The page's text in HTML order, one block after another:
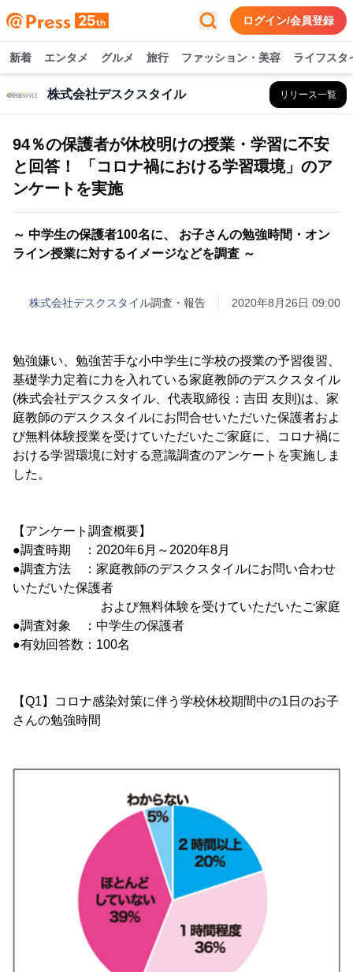
ログイン/会員登録
新着 エンタメ グルメ 旅行 ファッション・美容 ライフスタ
株式会社デスクスタイル リリース一覧
94％の保護者が休校明けの授業・学習に不安
と回答！ 「コロナ禍における学習環境」のア
ンケートを実施
～ 中学生の保護者100名に、 お子さんの勉強時間・オン
ライン授業に対するイメージなどを調査 ～
株式会社デスクスタイル調査・報告 2020年8月26日 09:00
勉強嫌い、勉強苦手な小中学生に学校の授業の予習復習、
基礎学力定着に力を入れている家庭教師のデスクスタイル
(株式会社デスクスタイル、代表取締役：吉田 友則)は、家
庭教師のデスクスタイルにお問合せいただいた保護者およ
び無料体験授業を受けていただいたご家庭に、コロナ禍に
おける学習環境に対する意識調査のアンケートを実施しま
した。
【アンケート調査概要】
●調査時期 ：2020年6月～2020年8月
●調査方法 ：家庭教師のデスクスタイルにお問い合わせ
いただいた保護者
および無料体験を受けていただいたご家庭
●調査対象 ：中学生の保護者
●有効回答数：100名
【Q1】コロナ感染対策に伴う学校休校期間中の1日のお子
さんの勉強時間